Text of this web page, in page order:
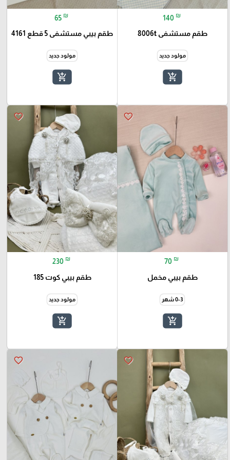
140 ₪
طقم مستشفى 8006t
مولود جديد
add_shopping_cart
65 ₪
طقم بيبي مستشفى 5 قطع 4161
مولود جديد
add_shopping_cart
favorite_border
70 ₪
طقم بيبي مخمل
0-3 شهر
add_shopping_cart
favorite_border
230 ₪
طقم بيبي كوت 185
مولود جديد
add_shopping_cart
favorite_border
favorite_border